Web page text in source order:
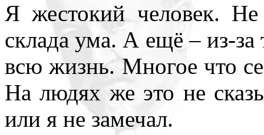
состояние,
[отличающемуся от
у растений, и у бактерий.
вторая сигнальная
всюду применял как чисто
Я жестокий человек.
склада ума. А ещё – из-
всю жизнь. Многое что
На людях же это не
или я не замечал.